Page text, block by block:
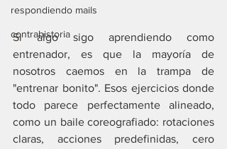
respondiendo mails
contrahistoria
Si algo sigo aprendiendo como
entrenador, es que la mayoría de
nosotros caemos en la trampa de
"entrenar bonito". Esos ejercicios donde
todo parece perfectamente alineado,
como un baile coreografiado: rotaciones
claras, acciones predefinidas, cero